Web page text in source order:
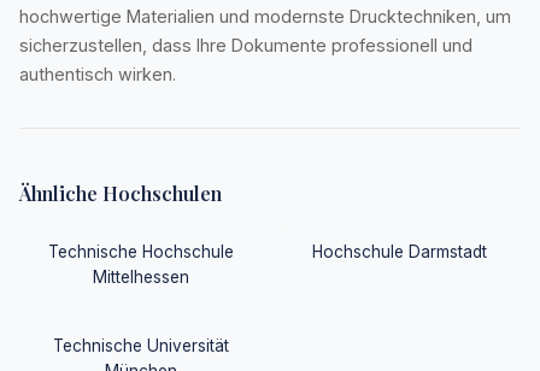
hochwertige Materialien und modernste Drucktechniken, um
sicherzustellen, dass Ihre Dokumente professionell und
authentisch wirken.
Ähnliche Hochschulen
Technische Hochschule
Mittelhessen
Hochschule Darmstadt
Technische Universität